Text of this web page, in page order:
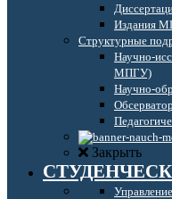
Издания
Структурные
Научно-
МПГУ)
Научно-
Закрыть